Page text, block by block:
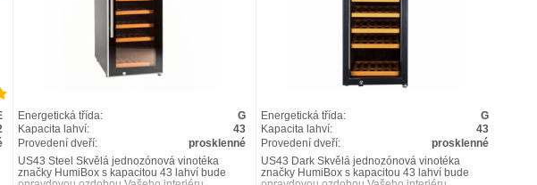
Energetická třída:
G
Kapacita lahví:
43
Provedení dveří:
prosklenné
US43 Steel Skvělá jednozónová vinotéka
značky HumiBox s kapacitou 43 lahví bude
Energetická třída:
G
Kapacita lahví:
43
Provedení dveří:
prosklenné
US43 Dark Skvělá jednozónová vinotéka
značky HumiBox s kapacitou 43 lahví bude